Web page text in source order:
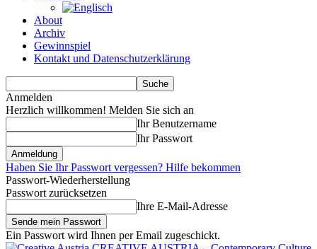
About
Archiv
Gewinnspiel
Kontakt und Datenschutzerklärung
Anmelden
Herzlich willkommen! Melden Sie sich an
Ihr Benutzername
Ihr Passwort
Haben Sie Ihr Passwort vergessen? Hilfe bekommen
Passwort-Wiederherstellung
Passwort zurücksetzen
Ihre E-Mail-Adresse
Ein Passwort wird Ihnen per Email zugeschickt.